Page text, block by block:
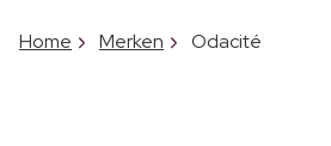
Home Merken Odacité